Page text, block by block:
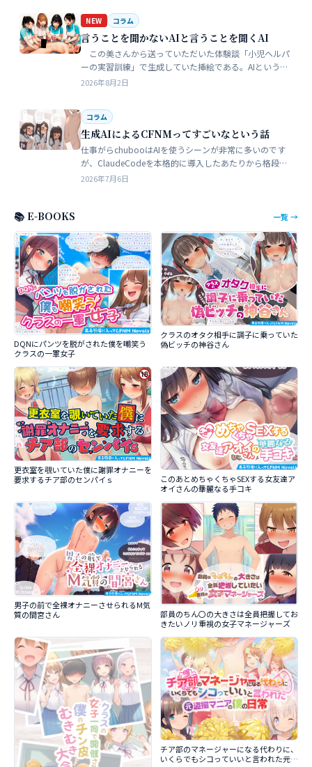
NEW コラム
言うことを聞かないAIと言うことを聞くAI
この美さんから送っていただいた体験談「小児ヘルパ
ーの実習訓練」で生成していた挿絵である。AIというの
は、どうしても細部が苦手でトークンを積まずにやれる
2026年8月2日
コラム
生成AIによるCFNMってすごいなという話
仕事がらchubooはAIを使うシーンが非常に多いのです
が、ClaudeCodeを本格的に導入したあたりから格段に
やれることが多くなった。昔からときどき思うことがあ
2026年7月6日
📚 E-BOOKS 一覧 →
DQNにパンツを脱がされた僕を嘲笑う
クラスの一軍女子
クラスのオタク相手に調子に乗っていた
偽ビッチの神谷さん
更衣室を覗いていた僕に謝罪オナニーを
要求するチア部のセンパイｓ
このあとめちゃくちゃSEXする女友達ア
オイさんの華麗なる手コキ
男子の前で全裸オナニーさせられるM気
質の間宮さん
部員のちん〇の大きさは全員把握してお
きたいノリ重視の女子マネージャーズ
チア部のマネージャーになる代わりに、
いくらでもシコっていいと言われた元盗